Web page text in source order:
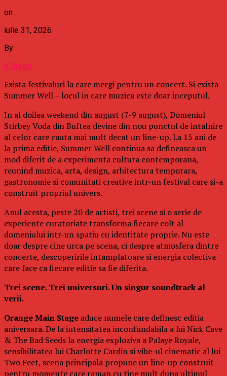
on
iulie 31, 2026
By
b2bseo
Exista festivaluri la care mergi pentru un concert. Si exista
Summer Well – locul in care muzica este doar inceputul.
In al doilea weekend din august (7-9 august), Domeniul
Stirbey Voda din Buftea devine din nou punctul de intalnire
al celor care cauta mai mult decat un line-up. La 15 ani de
la prima editie, Summer Well continua sa defineasca un
mod diferit de a experimenta cultura contemporana,
reunind muzica, arta, design, arhitectura temporara,
gastronomie si comunitati creative intr-un festival care si-a
construit propriul univers.
Anul acesta, peste 20 de artisti, trei scene si o serie de
experiente curatoriate transforma fiecare colt al
domeniului intr-un spatiu cu identitate proprie. Nu este
doar despre cine urca pe scena, ci despre atmosfera dintre
concerte, descoperirile intamplatoare si energia colectiva
care face ca fiecare editie sa fie diferita.
Trei scene. Trei universuri. Un singur soundtrack al
verii.
Orange Main Stage aduce numele care definesc editia
aniversara. De la intensitatea inconfundabila a lui Nick Cave
& The Bad Seeds la energia exploziva a Palaye Royale,
sensibilitatea lui Charlotte Cardin si vibe-ul cinematic al lui
Two Feet, scena principala propune un line-up construit
pentru momente care raman cu tine mult dupa ultimul